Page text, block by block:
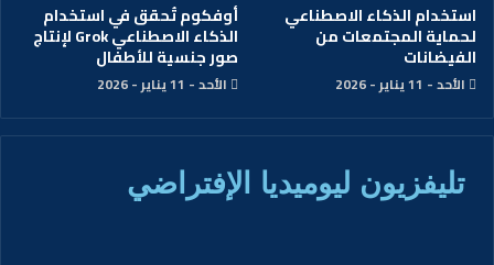
استخدام الذكاء الاصطناعي
لحماية المجتمعات من
الفيضانات
الأحد - 11 يناير - 2026
أوفكوم تُحقق في استخدام
الذكاء الاصطناعي Grok لإنتاج
صور جنسية للأطفال
الأحد - 11 يناير - 2026
تليفزيون ليوميديا الإفتراضي